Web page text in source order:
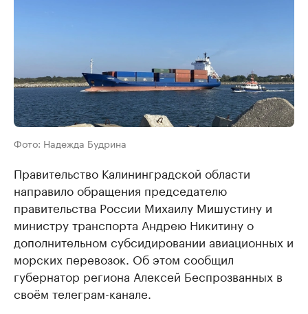
Фото: Надежда Будрина
Правительство Калининградской области
направило обращения председателю
правительства России Михаилу Мишустину и
министру транспорта Андрею Никитину о
дополнительном субсидировании авиационных и
морских перевозок. Об этом сообщил
губернатор региона Алексей Беспрозванных в
своём телеграм-канале.